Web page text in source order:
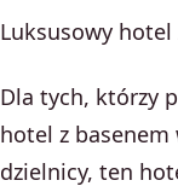
Luksusowy hotel
Dla tych, którzy
hotel z basenem
dzielnicy, ten